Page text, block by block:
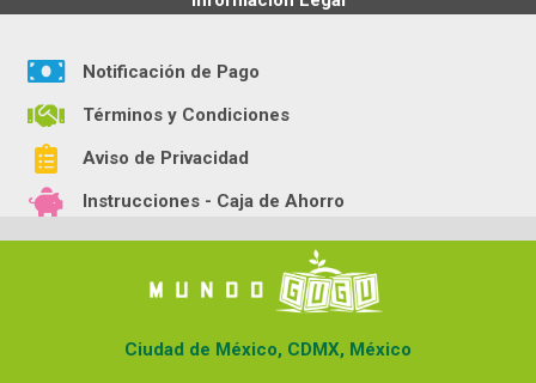
Notificación de Pago
Términos y Condiciones
Aviso de Privacidad
Instrucciones - Caja de Ahorro
Ciudad de México, CDMX, México